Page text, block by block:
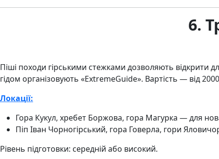
6.
Піші походи гірськими стежками дозволяють відкрити
гідом організовують «ExtremeGuide». Вартість — від
Локації:
Гора Кукул, хребет Боржова, гора Магурка — для
Піп Іван Чорногірський, гора Говерла, гори
Рівень підготовки: середній або високий.